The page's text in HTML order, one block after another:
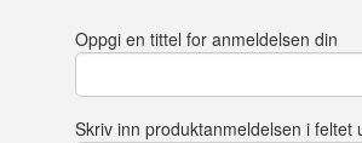
Oppgi en tittel for anmeldelsen din
Skriv inn produktanmeldelsen i feltet